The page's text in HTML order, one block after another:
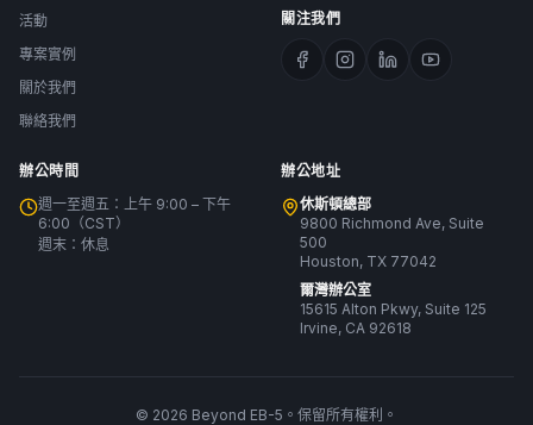
活動
專案實例
關於我們
聯絡我們
關注我們
辦公時間
週一至週五：上午 9:00 – 下午
6:00（CST）
週末：休息
辦公地址
休斯頓總部
9800 Richmond Ave, Suite
500
Houston, TX 77042
爾灣辦公室
15615 Alton Pkwy, Suite 125
Irvine, CA 92618
© 2026 Beyond EB-5。保留所有權利。